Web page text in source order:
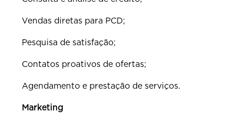
Vendas diretas para PCD;
Pesquisa de satisfação;
Contatos proativos de ofertas;
Agendamento e prestação de serviços.
Marketing